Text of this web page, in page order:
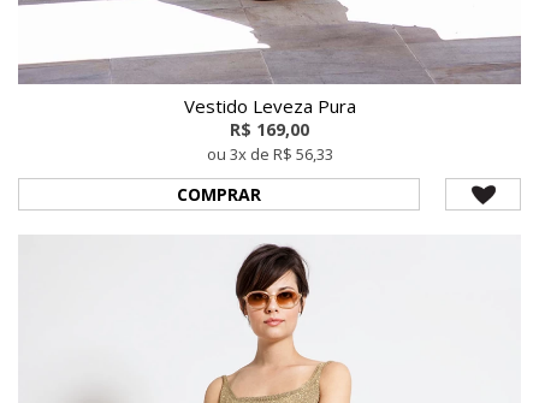
Vestido Leveza Pura
R$ 169,00
ou 3x de R$ 56,33
COMPRAR